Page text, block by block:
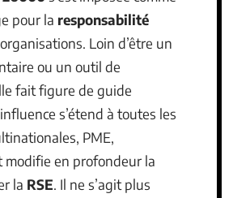
pour la responsabilité
Loin d’être un
ou un outil de
fait figure de guide
s’étend à toutes les
PME,
modifie en profondeur la
la RSE. Il ne s’agit plus